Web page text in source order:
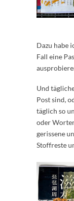
Dazu habe
Fall eine
Und
Post sind,
täglich so
oder
gerissene
Stoffreste